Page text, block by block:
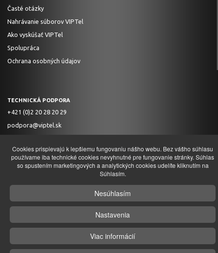
Časté otázky
Nahrávanie súborov VIPTel
Ako vyskúšať VIPTel
Spolupráca
Ochrana osobných údajov
TECHNICKÁ PODPORA
+421 (0)2 20 28 20 29
podpora@viptel.sk
+421 (0)2 20 28 20 28
info@viptel.sk
© 2026 VM Telecom, s.r.o. Všetky práva vyhradené. Web by
Cookies prispievajú k lepšiemu fungovaniu nášho webu. Bez vášho súhlasu
používame iba technické cookies nevyhnutné pre fungovanie stránky. Súhlas
so spustením marketingových a analytických cookies udelíte kliknutím na
Súhlasím.
Nesúhlasím
Nastavenia
Viac informácií